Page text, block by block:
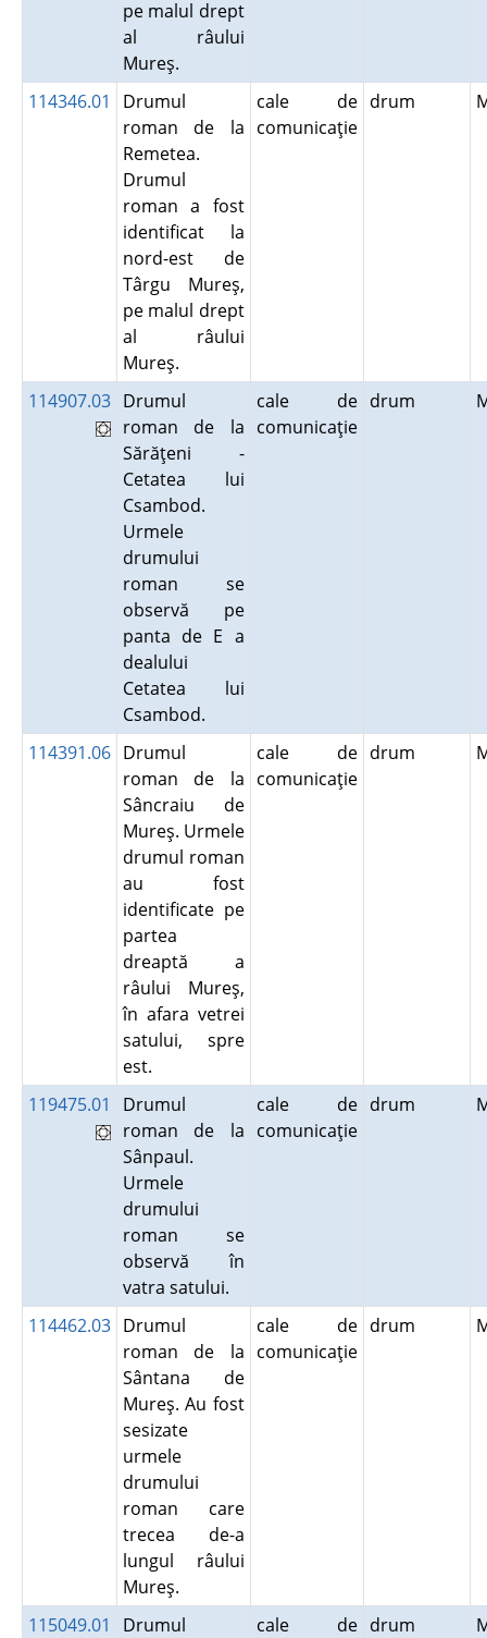
pe malul drept
al râului
Mureş.
114346.01
Drumul
roman de la
Remetea.
Drumul
roman a fost
identificat la
nord-est de
Târgu Mureş,
pe malul drept
al râului
Mureş.
cale de
comunicaţie
drum
114907.03 Drumul
roman de la
Sărăţeni -
Cetatea lui
Csambod.
Urmele
drumului
roman se
observă pe
panta de E a
dealului
Cetatea lui
Csambod.
cale de
comunicaţie
drum
114391.06 Drumul
roman de la
Sâncraiu de
Mureş. Urmele
drumul roman
au fost
identificate pe
partea
dreaptă a
râului Mureş,
în afara vetrei
satului, spre
est.
cale de
comunicaţie
drum
119475.01
Drumul
roman de la
Sânpaul.
Urmele
drumului
roman se
observă în
vatra satului.
cale de
comunicaţie
drum
114462.03 Drumul
roman de la
Sântana de
Mureş. Au fost
sesizate
urmele
drumului
roman care
trecea de-a
lungul râului
Mureş.
cale de
comunicaţie
drum
115049.01
Drumul
cale de drum